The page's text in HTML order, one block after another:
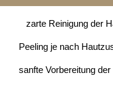
zarte Reinigung der
Peeling je nach
sanfte Vorbereitung der